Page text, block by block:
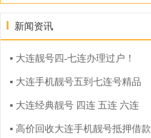
新闻资讯
▪ 大连靓号四-七连办理过户！
▪ 大连手机靓号五到七连号精品
▪ 大连经典靓号 四连 五连 六连
▪ 高价回收大连手机靓号抵押借款